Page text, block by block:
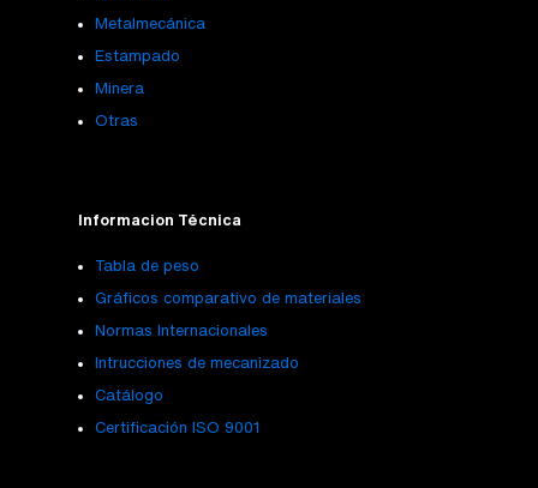
Metalmecánica
Estampado
Minera
Otras
Informacion Técnica
Tabla de peso
Gráficos comparativo de materiales
Normas Internacionales
Intrucciones de mecanizado
Catálogo
Certificación ISO 9001